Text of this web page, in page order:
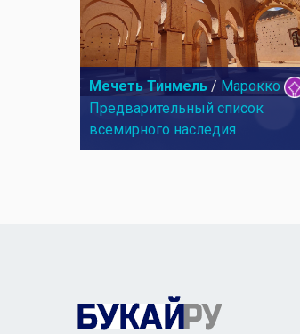
Мечеть Тинмель / Марокко
Предварительный список
всемирного наследия